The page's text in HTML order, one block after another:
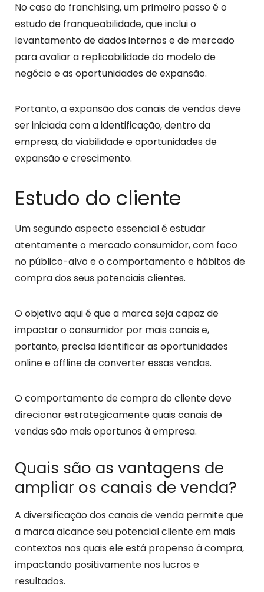
No caso do franchising, um primeiro passo é o
estudo de franqueabilidade, que inclui o
levantamento de dados internos e de mercado
para avaliar a replicabilidade do modelo de
negócio e as oportunidades de expansão.
Portanto, a expansão dos canais de vendas deve
ser iniciada com a identificação, dentro da
empresa, da viabilidade e oportunidades de
expansão e crescimento.
Estudo do cliente
Um segundo aspecto essencial é estudar
atentamente o mercado consumidor, com foco
no público-alvo e o comportamento e hábitos de
compra dos seus potenciais clientes.
O objetivo aqui é que a marca seja capaz de
impactar o consumidor por mais canais e,
portanto, precisa identificar as oportunidades
online e offline de converter essas vendas.
O comportamento de compra do cliente deve
direcionar estrategicamente quais canais de
vendas são mais oportunos à empresa.
Quais são as vantagens de
ampliar os canais de venda?
A diversificação dos canais de venda permite que
a marca alcance seu potencial cliente em mais
contextos nos quais ele está propenso à compra,
impactando positivamente nos lucros e
resultados.